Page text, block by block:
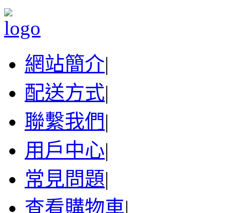
網站簡介|
配送方式|
聯繫我們|
用戶中心|
常見問題|
查看購物車|